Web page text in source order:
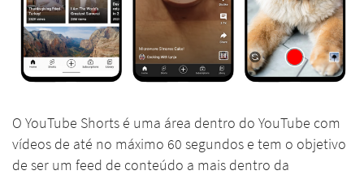
O YouTube Shorts é uma área dentro do YouTube com
vídeos de até no máximo 60 segundos e tem o objetivo
de ser um feed de conteúdo a mais dentro da